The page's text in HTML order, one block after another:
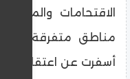
الاقتحامات
مناطق متفرقة في
أسفرت عن اعتقال